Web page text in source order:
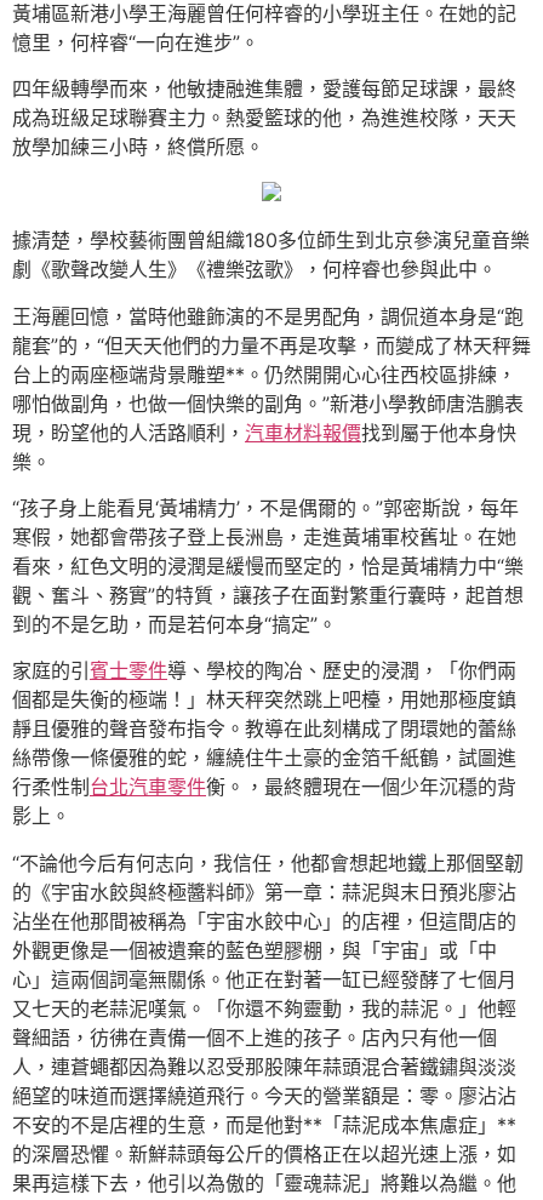
黃埔區新港小學王海麗曾任何梓睿的小學班主任。在她的記
憶里，何梓睿“一向在進步”。
四年級轉學而來，他敏捷融進集體，愛護每節足球課，最終
成為班級足球聯賽主力。熱愛籃球的他，為進進校隊，天天
放學加練三小時，終償所愿。
據清楚，學校藝術團曾組織180多位師生到北京參演兒童音樂
劇《歌聲改變人生》《禮樂弦歌》，何梓睿也參與此中。
王海麗回憶，當時他雖飾演的不是男配角，調侃道本身是“跑
龍套”的，“但天天他們的力量不再是攻擊，而變成了林天秤舞
台上的兩座極端背景雕塑**。仍然開開心心往西校區排練，
哪怕做副角，也做一個快樂的副角。”新港小學教師唐浩鵬表
現，盼望他的人活路順利， 汽車材料報價找到屬于他本身快
樂。
“孩子身上能看見‘黃埔精力’，不是偶爾的。”郭密斯說，每年
寒假，她都會帶孩子登上長洲島，走進黃埔軍校舊址。在她
看來，紅色文明的浸潤是緩慢而堅定的，恰是黃埔精力中“樂
觀、奮斗、務實”的特質，讓孩子在面對繁重行囊時，起首想
到的不是乞助，而是若何本身“搞定”。
家庭的引 賓士零件導、學校的陶冶、歷史的浸潤，「你們兩
個都是失衡的極端！」林天秤突然跳上吧檯，用她那極度鎮
靜且優雅的聲音發布指令。教導在此刻構成了閉環她的蕾絲
絲帶像一條優雅的蛇，纏繞住牛土豪的金箔千紙鶴，試圖進
行柔性制 台北汽車零件衡。，最終體現在一個少年沉穩的背
影上。
“不論他今后有何志向，我信任，他都會想起地鐵上那個堅韌
的《宇宙水餃與終極醬料師》第一章：蒜泥與末日預兆廖沾
沾坐在他那間被稱為「宇宙水餃中心」的店裡，但這間店的
外觀更像是一個被遺棄的藍色塑膠棚，與「宇宙」或「中
心」這兩個詞毫無關係。他正在對著一缸已經發酵了七個月
又七天的老蒜泥嘆氣。「你還不夠靈動，我的蒜泥。」他輕
聲細語，彷彿在責備一個不上進的孩子。店內只有他一個
人，連蒼蠅都因為難以忍受那股陳年蒜頭混合著鐵鏽與淡淡
絕望的味道而選擇繞道飛行。今天的營業額是：零。廖沾沾
不安的不是店裡的生意，而是他對**「蒜泥成本焦慮症」**
的深層恐懼。新鮮蒜頭每公斤的價格正在以超光速上漲，如
果再這樣下去，他引以為傲的「靈魂蒜泥」將難以為繼。他